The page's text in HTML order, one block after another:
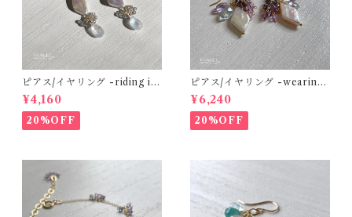
ピアス/イヤリング -riding in
the clouds- 淡水パール×レイ
ンボームーンストーン×グレー
スピネル 14kgf
¥4,160
20%OFF
ピアス/イヤリング -wearing
hydrangea color- 淡水パー
ル×アクアマリン×アメジスト×
アイオライト 14kgf
¥6,240
20%OFF